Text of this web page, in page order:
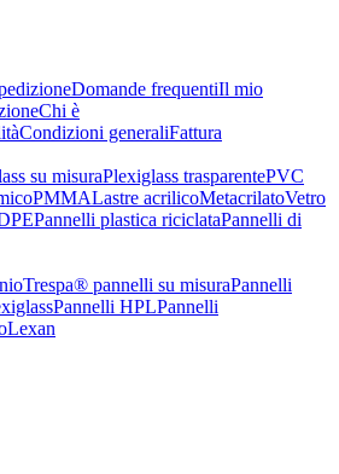
Domande frequentiIl mio
Chi è
Condizioni generaliFattura
su misuraPlexiglass trasparentePVC
PMMALastre acrilicoMetacrilatoVetro
Pannelli plastica riciclataPannelli di
Trespa® pannelli su misuraPannelli
Pannelli HPLPannelli
Lexan